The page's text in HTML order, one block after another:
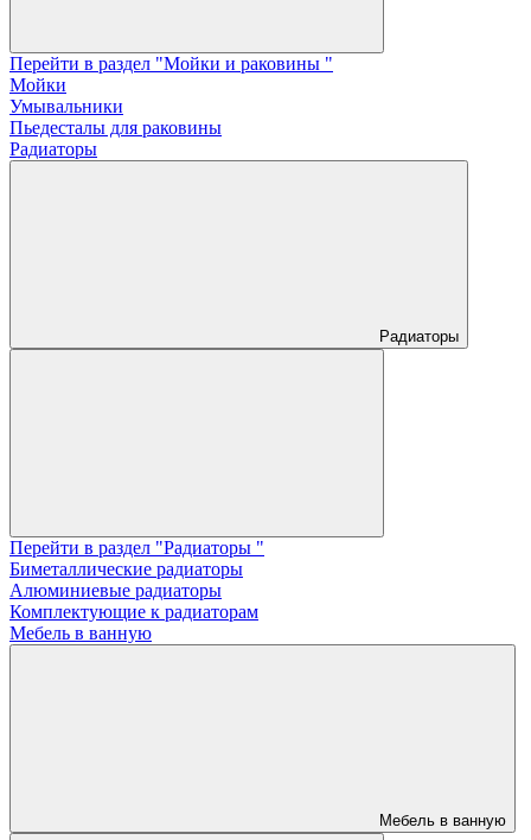
Перейти в раздел "Мойки и раковины "
Мойки
Умывальники
Пьедесталы для раковины
Радиаторы
Радиаторы
Перейти в раздел "Радиаторы "
Биметаллические радиаторы
Алюминиевые радиаторы
Комплектующие к радиаторам
Мебель в ванную
Мебель в ванную